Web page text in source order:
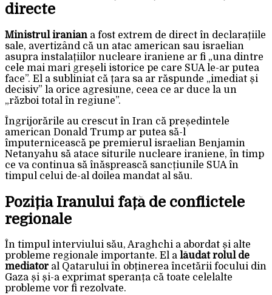
directe
Ministrul iranian a fost extrem de direct în declarațiile
sale, avertizând că un atac american sau israelian
asupra instalațiilor nucleare iraniene ar fi „una dintre
cele mai mari greșeli istorice pe care SUA le-ar putea
face”. El a subliniat că țara sa ar răspunde „imediat și
decisiv” la orice agresiune, ceea ce ar duce la un
„război total în regiune”.
Îngrijorările au crescut în Iran că președintele
american Donald Trump ar putea să-l
împuternicească pe premierul israelian Benjamin
Netanyahu să atace siturile nucleare iraniene, în timp
ce va continua să înăsprească sancțiunile SUA în
timpul celui de-al doilea mandat al său.
Poziția Iranului față de conflictele
regionale
În timpul interviului său, Araghchi a abordat și alte
probleme regionale importante. El a lăudat rolul de
mediator al Qatarului în obținerea încetării focului din
Gaza și și-a exprimat speranța că toate celelalte
probleme vor fi rezolvate.